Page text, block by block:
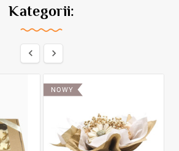
Kategorii:
 
NOWY